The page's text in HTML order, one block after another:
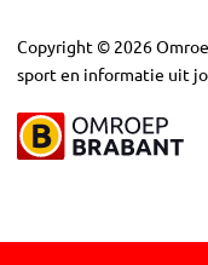
Copyright © 2026
sport en informatie uit